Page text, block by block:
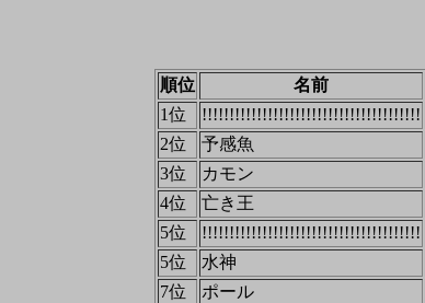
順位 名前
1位
!!!!!!!!!!!!!!!!!!!!!!!!!!!!!!!!!!!!!!!!
2位
予感魚
3位
カモン
4位
亡き王
5位
!!!!!!!!!!!!!!!!!!!!!!!!!!!!!!!!!!!!!!!!
5位
水神
7位
ポール